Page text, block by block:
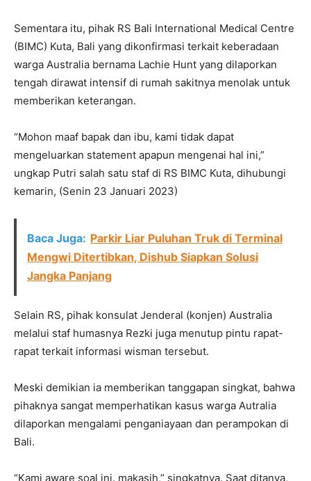
Sementara itu, pihak RS Bali International Medical Centre
(BIMC) Kuta, Bali yang dikonfirmasi terkait keberadaan
warga Australia bernama Lachie Hunt yang dilaporkan
tengah dirawat intensif di rumah sakitnya menolak untuk
memberikan keterangan.
“Mohon maaf bapak dan ibu, kami tidak dapat
mengeluarkan statement apapun mengenai hal ini,”
ungkap Putri salah satu staf di RS BIMC Kuta, dihubungi
kemarin, (Senin 23 Januari 2023)
Baca Juga: Parkir Liar Puluhan Truk di Terminal
Mengwi Ditertibkan, Dishub Siapkan Solusi
Jangka Panjang
Selain RS, pihak konsulat Jenderal (konjen) Australia
melalui staf humasnya Rezki juga menutup pintu rapat-
rapat terkait informasi wisman tersebut.
Meski demikian ia memberikan tanggapan singkat, bahwa
pihaknya sangat memperhatikan kasus warga Autralia
dilaporkan mengalami penganiayaan dan perampokan di
Bali.
“Kami aware soal ini. makasih,” singkatnya. Saat ditanya,